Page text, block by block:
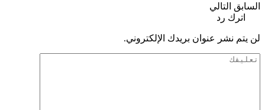
السابق التالي
اترك رد
لن يتم نشر عنوان بريدك الإلكتروني.